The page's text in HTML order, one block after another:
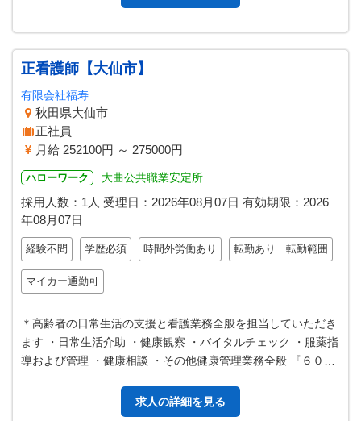
正看護師【大仙市】
有限会社福寿
秋田県大仙市
正社員
月給 252100円 ～ 275000円
ハローワーク 大曲公共職業安定所
採用人数：1人 受理日： 2026年08月07日 有効期限： 2026
年08月07日
経験不問 学歴必須 時間外労働あり 転勤あり 転勤範囲
マイカー通勤可
＊高齢者の日常生活の支援と看護業務全般を担当していただき
ます ・日常生活介助 ・健康観察 ・バイタルチェック ・服薬指
導および管理 ・健康相談 ・その他健康管理業務全般 『６０歳
求人の詳細を見る